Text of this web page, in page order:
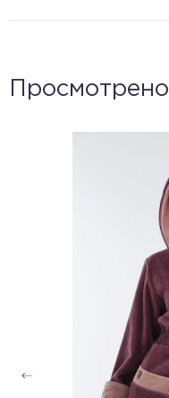
Просмотрено